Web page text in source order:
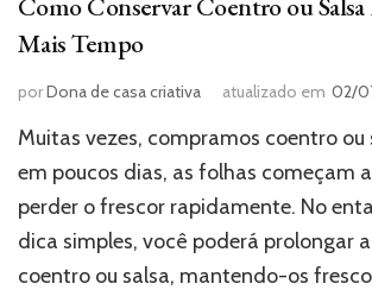
Mais Tempo
porDona de casa criativa atualizado em 02/
Muitas vezes, compramos coentro ou
em poucos dias, as folhas começam
perder o frescor rapidamente. No
dica simples, você poderá prolongar
coentro ou salsa, mantendo-os